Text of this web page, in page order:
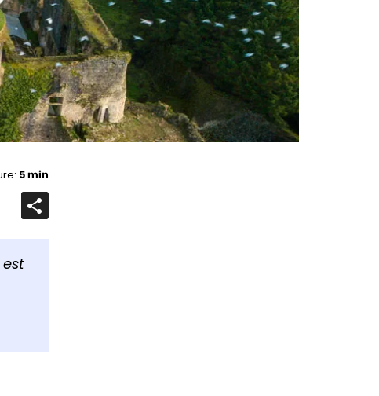
5 min
Ouvrir/Fermer
barre